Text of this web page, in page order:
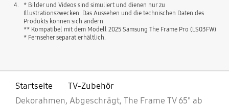
4.
* Bilder und Videos sind simuliert und dienen nur zu
Illustrationszwecken. Das Aussehen und die technischen Daten des
Produkts können sich ändern.
** Kompatibel mit dem Modell 2025 Samsung The Frame Pro (LS03FW)
* Fernseher separat erhältlich.
Startseite
TV-Zubehör
Dekorahmen, Abgeschrägt, The Frame TV 65" ab